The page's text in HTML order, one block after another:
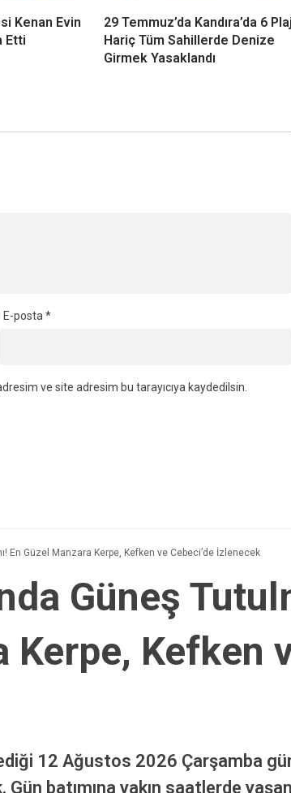
Güneş
Kandıra’da 34,9 Milyon TL
Değerindeki Taşınmaz İcradan
E-posta*